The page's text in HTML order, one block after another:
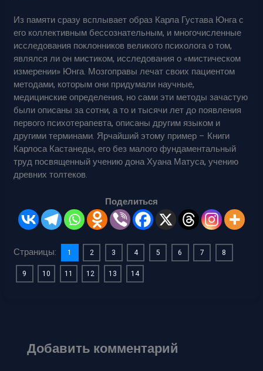
Из памяти сразу всплывает образ Карла Густава Юнга с
его коллективным бессознательным, и многочисленные
исследования поклонников великого психолога о том,
являлся ли он мистиком, исследования о «мистическом
измерении» Юнга. Мозгоправы лечат своих пациентом
методами, которым они придумали научные,
медицинские определения, но сами эти методы зачастую
были описаны за сотни, а то и тысячи лет до появления
первого психотерапевта, описаны другим языком и
другими терминами. Ярчайший этому пример – Книги
Карлоса Кастанеды, его без малого фундаментальный
труд посвященный учению дона Хуана Матуса, учению
древних толтеков.
Поделиться
Страницы: 1 2 3 4 5 6 7
8
9
10 11 12 13 14
Добавить комментарий